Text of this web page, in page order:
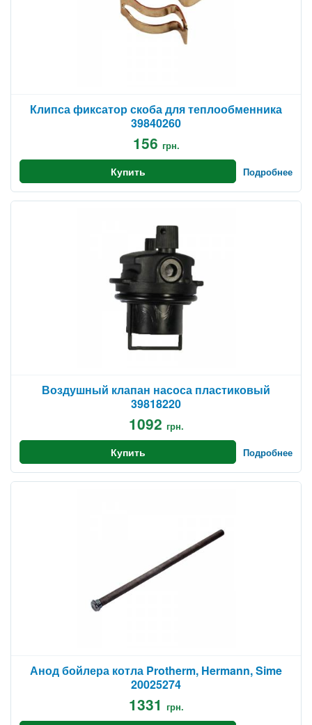
Клипса фиксатор скоба для теплообменника
39840260
156 грн.
Купить Подробнее
Воздушный клапан насоса пластиковый
39818220
1092 грн.
Купить Подробнее
Анод бойлера котла Protherm, Hermann, Sime
20025274
1331 грн.